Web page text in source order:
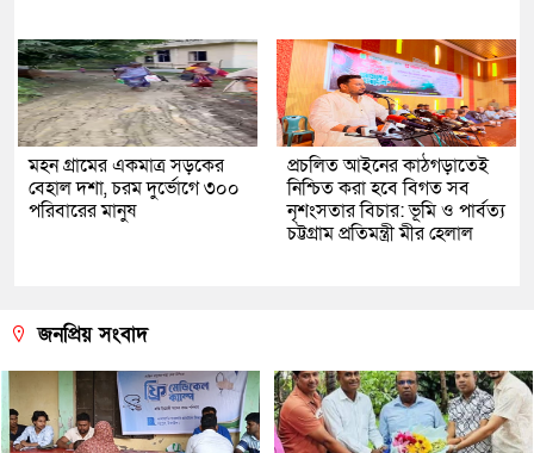
মহন গ্রামের একমাত্র সড়কের
বেহাল দশা, চরম দুর্ভোগে ৩০০
পরিবারের মানুষ
প্রচলিত আইনের কাঠগড়াতেই
নিশ্চিত করা হবে বিগত সব
নৃশংসতার বিচার: ভূমি ও পার্বত্য
চট্টগ্রাম প্রতিমন্ত্রী মীর হেলাল
জনপ্রিয় সংবাদ